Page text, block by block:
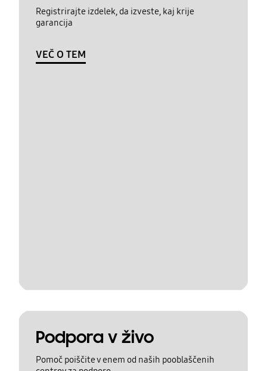
Registrirajte izdelek, da izveste, kaj krije
garancija
VEČ O TEM
Podpora v živo
Pomoč poiščite v enem od naših pooblaščenih